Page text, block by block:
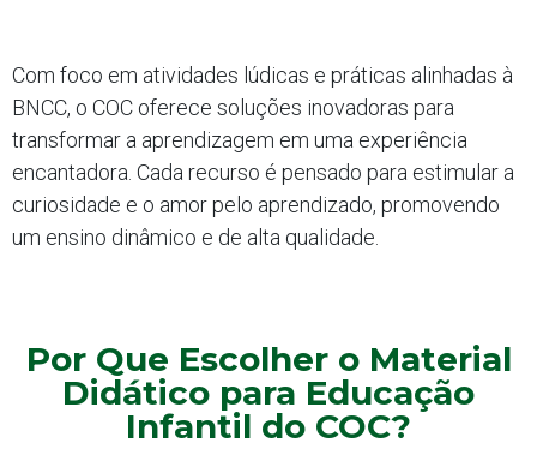
Com foco em atividades lúdicas e práticas alinhadas à
BNCC, o COC oferece soluções inovadoras para
transformar a aprendizagem em uma experiência
encantadora. Cada recurso é pensado para estimular a
curiosidade e o amor pelo aprendizado, promovendo
um ensino dinâmico e de alta qualidade.
Por Que Escolher o Material
Didático para Educação
Infantil do COC?